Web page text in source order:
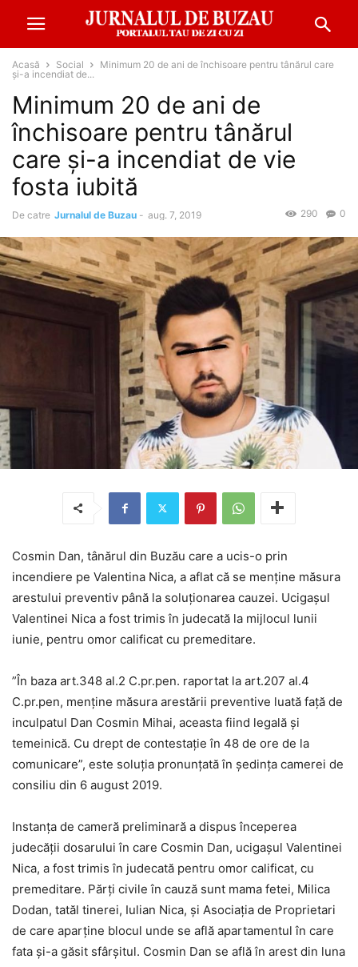
Acasă Social
Minimum 20 de ani de închisoare pentru tânărul care
şi-a incendiat de...
Minimum 20 de ani de
închisoare pentru tânărul
care şi-a incendiat de vie
fosta iubită
De catre Jurnalul de Buzau - aug. 7, 2019 0
290
Cosmin Dan, tânărul din Buzău care a ucis-o prin
incendiere pe Valentina Nica, a aflat că se menține măsura
arestului preventiv până la soluţionarea cauzei. Ucigaşul
Valentinei Nica a fost trimis în judecată la mijlocul lunii
iunie, pentru omor calificat cu premeditare.
”În baza art.348 al.2 C.pr.pen. raportat la art.207 al.4
C.pr.pen, menţine măsura arestării preventive luată faţă de
inculpatul Dan Cosmin Mihai, aceasta fiind legală şi
temeinică. Cu drept de contestaţie în 48 de ore de la
comunicare”, este soluţia pronunţată în şedinţa camerei de
consiliu din 6 august 2019.
Instanţa de cameră preliminară a dispus începerea
judecăţii dosarului în care Cosmin Dan, ucigaşul Valentinei
Nica, a fost trimis în judecată pentru omor calificat, cu
premeditare. Părţi civile în cauză sunt mama fetei, Milica
Dodan, tatăl tinerei, Iulian Nica, şi Asociaţia de Proprietari
de care aparţine blocul unde se află apartamentul în care
fata şi-a găsit sfârşitul. Cosmin Dan se află în arest din luna